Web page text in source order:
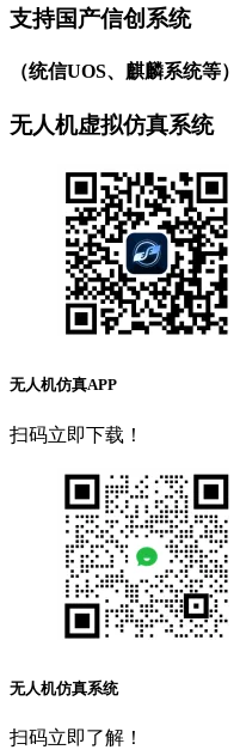
支持国产信创系统
（统信UOS、麒麟系统等）
无人机虚拟仿真系统
无人机仿真APP
扫码立即下载！
无人机仿真系统
扫码立即了解！